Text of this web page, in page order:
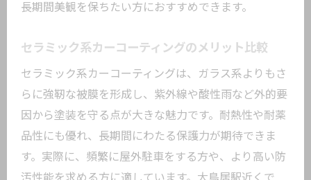
日々の手入れが楽になるカーコーティン
信頼できるカーコーティングに出会うために
信頼できるカーコーティング店の特徴と
は
口コミと実績で選ぶ店舗選びの新常識
ガラスコーティング専門店の信頼ポイン
長期間美観を保ちたい方におすすめできます。
セラミック系カーコーティングのメリット比較
セラミック系カーコーティングは、ガラス系よりもさ
らに強靭な被膜を形成し、紫外線や酸性雨など外的要
因から塗装を守る点が大きな魅力です。耐熱性や耐薬
品性にも優れ、長期間にわたる保護力が期待できま
す。実際に、頻繁に屋外駐車をする方や、より高い防